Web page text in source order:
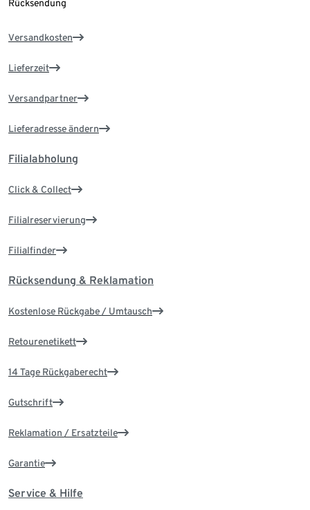
Rücksendung
Versandkosten
Lieferzeit
Versandpartner
Lieferadresse ändern
Filialabholung
Click & Collect
Filialreservierung
Filialfinder
Rücksendung & Reklamation
Kostenlose Rückgabe / Umtausch
Retourenetikett
14 Tage Rückgaberecht
Gutschrift
Reklamation / Ersatzteile
Garantie
Service & Hilfe